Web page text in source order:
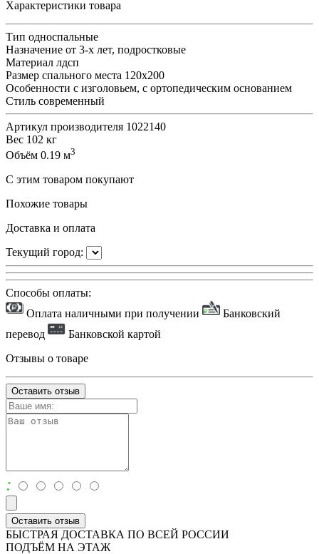
Характеристики товара
Тип односпальные
Назначение от 3-х лет, подростковые
Материал лдсп
Размер спального места 120х200
Особенности с изголовьем, с ортопедическим основанием
Стиль современный
Артикул производителя 1022140
Вес 102 кг
Объём 0.19 м3
С этим товаром покупают
Похожие товары
Доставка и оплата
Текущий город:
Способы оплаты:
Оплата наличными при получении
Банковский
перевод
Банковской картой
Отзывы о товаре
Оставить отзыв
:
Оставить отзыв
БЫСТРАЯ ДОСТАВКА ПО ВСЕЙ РОССИИ
ПОДЪЁМ НА ЭТАЖ